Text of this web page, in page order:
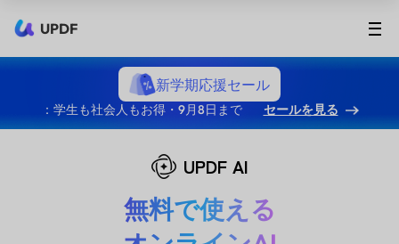
UPDF
新学期応援セール
：学生も社会人もお得・9月8日まで セールを見る
UPDF AI
無料で使える